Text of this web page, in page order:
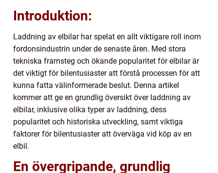
Introduktion:
Laddning av elbilar har spelat en allt viktigare roll inom
fordonsindustrin under de senaste åren. Med stora
tekniska framsteg och ökande popularitet för elbilar är
det viktigt för bilentusiaster att förstå processen för att
kunna fatta välinformerade beslut. Denna artikel
kommer att ge en grundlig översikt över laddning av
elbilar, inklusive olika typer av laddning, dess
popularitet och historiska utveckling, samt viktiga
faktorer för bilentusiaster att överväga vid köp av en
elbil.
En övergripande, grundlig